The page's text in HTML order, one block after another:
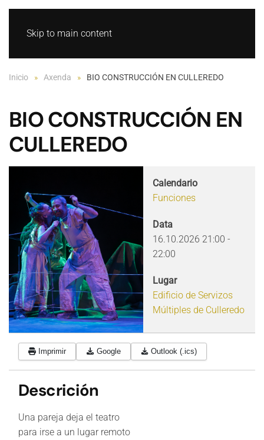
Skip to main content
Inicio Axenda BIO CONSTRUCCIÓN EN CULLEREDO
BIO CONSTRUCCIÓN EN
CULLEREDO
Calendario
Funciones
Data
16.10.2026 21:00 -
22:00
Lugar
Edificio de Servizos
Múltiples de Culleredo
Imprimir Google Outlook (.ics)
Descrición
Una pareja deja el teatro
para irse a un lugar remoto